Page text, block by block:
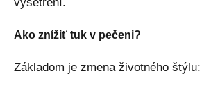
vyšetrení.
Ako znížiť tuk v pečeni?
Základom je zmena životného štýlu: